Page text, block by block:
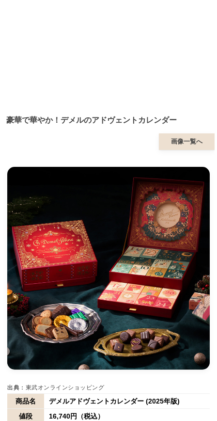
豪華で華やか！デメルのアドヴェントカレンダー
画像一覧へ
出典： 東武オンラインショッピング
商品名
デメルアドヴェントカレンダー (2025年版)
値段
16,740円（税込）